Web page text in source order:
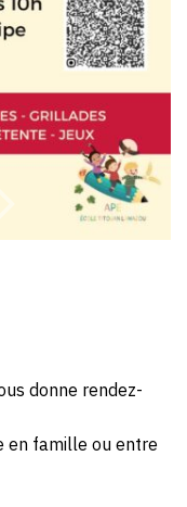
la-
grand-
landaise?
donne rendez-
en famille ou entre